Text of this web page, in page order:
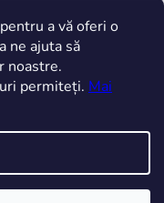
a vă oferi o
ne ajuta să
noastre.
permiteți. Mai